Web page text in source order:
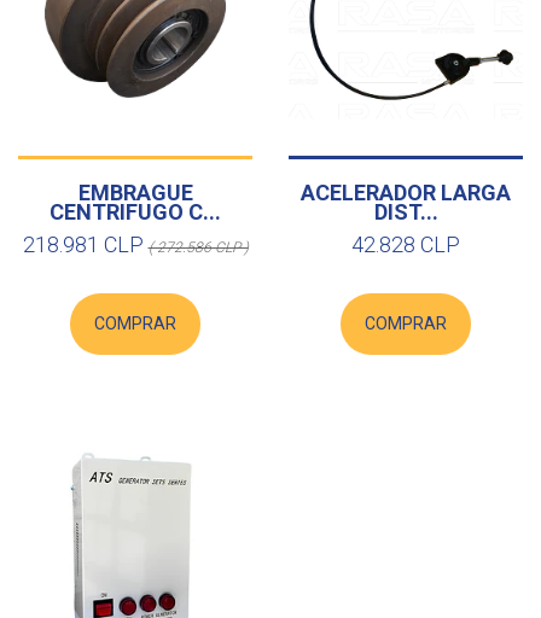
EMBRAGUE
CENTRIFUGO C...
218.981 CLP( 272.586 CLP )
COMPRAR
ACELERADOR LARGA
DIST...
42.828 CLP
COMPRAR